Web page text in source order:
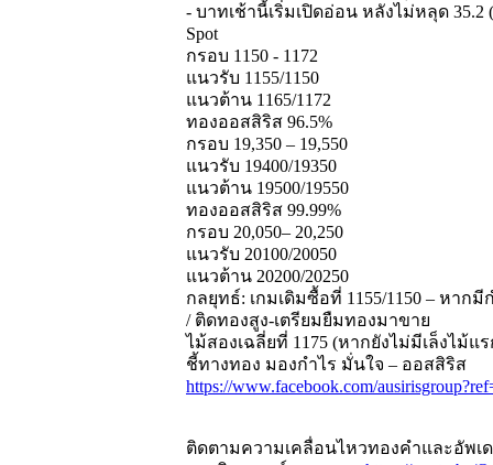
- บาทเช้านี้เริ่มเปิดอ่อน หลังไม่หลุด 35.2
Spot
กรอบ 1150 - 1172
แนวรับ 1155/1150
แนวต้าน 1165/1172
ทองออสสิริส 96.5%
กรอบ 19,350 – 19,550
แนวรับ 19400/19350
แนวต้าน 19500/19550
ทองออสสิริส 99.99%
กรอบ 20,050– 20,250
แนวรับ 20100/20050
แนวต้าน 20200/20250
กลยุทธ์: เกมเดิมซื้อที่ 1155/1150 – หากมี
/ ติดทองสูง-เตรียมยืมทองมาขาย
ไม้สองเฉลี่ยที่ 1175 (หากยังไม่มีเล็งไม้แ
ชี้ทางทอง มองกำไร มั่นใจ – ออสสิริส
https://www.facebook.com/
ติดตามความเคลื่อนไหวทองคำและอัพเ